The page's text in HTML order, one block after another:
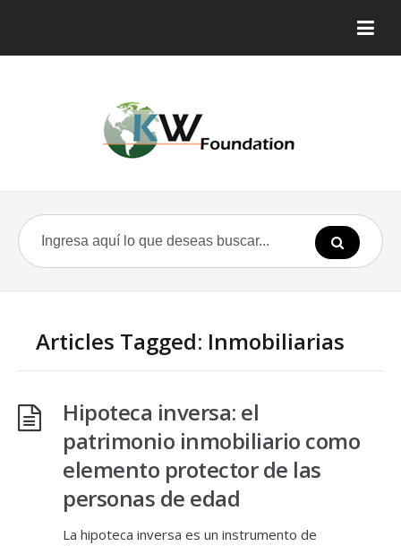
Articles Tagged: Inmobiliarias
Hipoteca inversa: el
patrimonio inmobiliario como
elemento protector de las
personas de edad
La hipoteca inversa es un instrumento de